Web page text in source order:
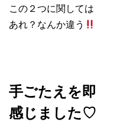
この２つに関しては
あれ？なんか違う
手ごたえを即
感じました♡